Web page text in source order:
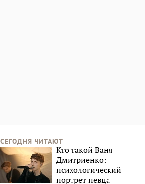
СЕГОДНЯ ЧИТАЮТ
Кто такой Ваня
Дмитриенко:
психологический
портрет певца